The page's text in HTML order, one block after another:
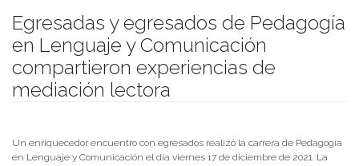
Egresadas y egresados de Pedagogía
en Lenguaje y Comunicación
compartieron experiencias de
mediación lectora
Un enriquecedor encuentro con egresados realizó la carrera de Pedagogía
en Lenguaje y Comunicación el día viernes 17 de diciembre de 2021. La